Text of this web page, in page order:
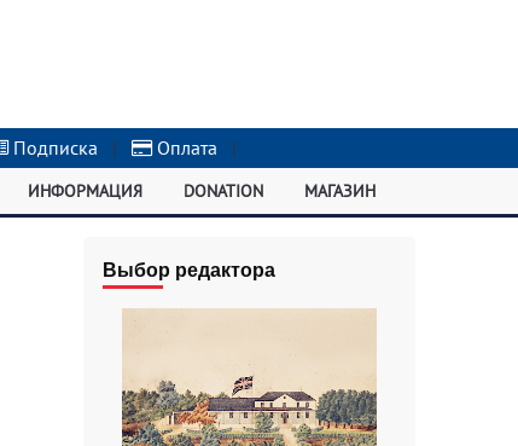
Подписка | Оплата |
ИНФОРМАЦИЯ DONATION МАГАЗИН
Выбор редактора